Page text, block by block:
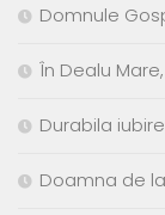
Domnule
În Dealu
Durabila
Doamna de